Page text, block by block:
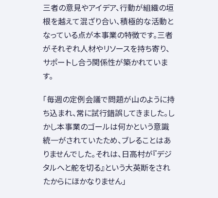
三者の意見やアイデア、行動が組織の垣
根を越えて混ざり合い、積極的な活動と
なっている点が本事業の特徴です。三者
がそれぞれ人材やリソースを持ち寄り、
サポートし合う関係性が築かれていま
す。
「毎週の定例会議で問題が山のように持
ち込まれ、常に試行錯誤してきました。し
かし本事業のゴールは何かという意識
統一がされていたため、ブレることはあ
りませんでした。それは、日高村が『デジ
タルへと舵を切る』という大英断をされ
たからにほかなりません」